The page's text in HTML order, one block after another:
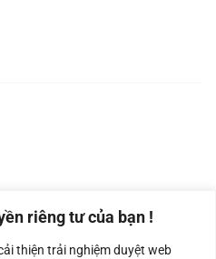
riêng tư của bạn !
thiện trải nghiệm duyệt web